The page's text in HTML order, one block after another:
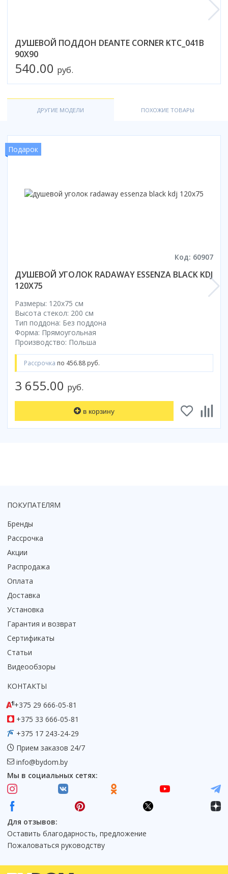
ДУШЕВОЙ ПОДДОН DEANTE CORNER KTC_041B
90X90
540.00 руб.
ДРУГИЕ МОДЕЛИ ПОХОЖИЕ ТОВАРЫ
Подарок
Код: 60907
ДУШЕВОЙ УГОЛОК RADAWAY ESSENZA BLACK KDJ
120X75
Размеры: 120x75 cм
Высота стекол: 200 см
Тип поддона: Без поддона
Форма: Прямоугольная
Производство: Польша
Рассрочка по 456.88 руб.
3 655.00 руб.
в корзину
ПОКУПАТЕЛЯМ
Бренды
Рассрочка
Акции
Распродажа
Оплата
Доставка
Установка
Гарантия и возврат
Сертификаты
Статьи
Видеообзоры
КОНТАКТЫ
+375 29 666-05-81
+375 33 666-05-81
+375 17 243-24-29
Прием заказов 24/7
info@bydom.by
Мы в социальных сетях:
Для отзывов:
Оставить благодарность, предложение
Пожаловаться руководству